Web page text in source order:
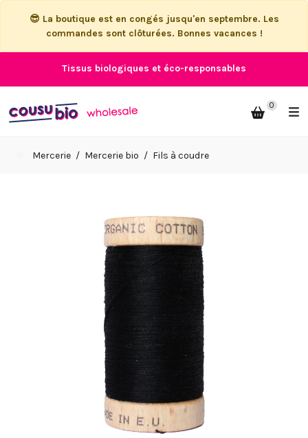
😎 La boutique est en congés jusqu'en septembre. Les
commandes sont clôturées. Bonnes vacances !
Tissus biologiques et éco-responsables
0
Mercerie Mercerie bio Fils à coudre